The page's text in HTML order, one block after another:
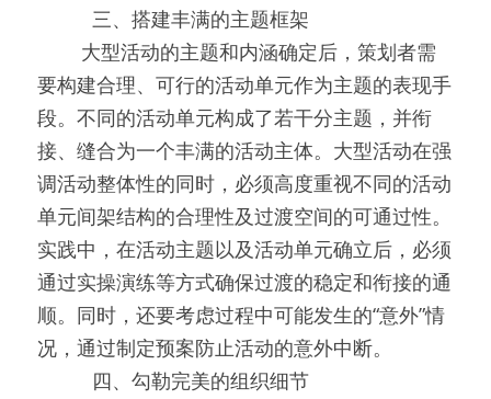
三、搭建丰满的主题框架
大型活动的主题和内涵确定后，策划者需
要构建合理、可行的活动单元作为主题的表现手
段。不同的活动单元构成了若干分主题，并衔
接、缝合为一个丰满的活动主体。大型活动在强
调活动整体性的同时，必须高度重视不同的活动
单元间架结构的合理性及过渡空间的可通过性。
实践中，在活动主题以及活动单元确立后，必须
通过实操演练等方式确保过渡的稳定和衔接的通
顺。同时，还要考虑过程中可能发生的“意外”情
况，通过制定预案防止活动的意外中断。
四、勾勒完美的组织细节